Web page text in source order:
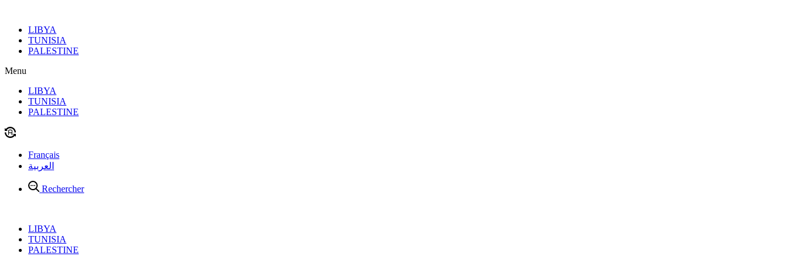
contenuLIBYA
TUNISIA
PALESTINE
Menu
LIBYA
TUNISIA
PALESTINE
Français
العربية
Rechercher
LIBYA
TUNISIA
PALESTINE